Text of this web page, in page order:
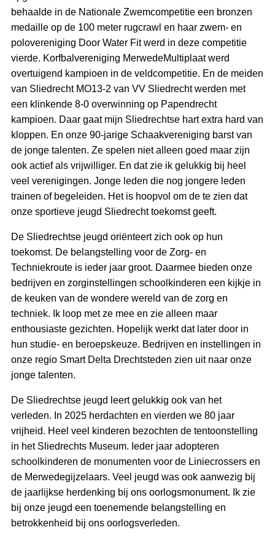
behaalde in de Nationale Zwemcompetitie een bronzen
medaille op de 100 meter rugcrawl en haar zwem- en
polovereniging Door Water Fit werd in deze competitie
vierde. Korfbalvereniging MerwedeMultiplaat werd
overtuigend kampioen in de veldcompetitie. En de meiden
van Sliedrecht MO13-2 van VV Sliedrecht werden met
een klinkende 8-0 overwinning op Papendrecht
kampioen. Daar gaat mijn Sliedrechtse hart extra hard van
kloppen. En onze 90-jarige Schaakvereniging barst van
de jonge talenten. Ze spelen niet alleen goed maar zijn
ook actief als vrijwilliger. En dat zie ik gelukkig bij heel
veel verenigingen. Jonge leden die nog jongere leden
trainen of begeleiden. Het is hoopvol om de te zien dat
onze sportieve jeugd Sliedrecht toekomst geeft.
De Sliedrechtse jeugd oriënteert zich ook op hun
toekomst. De belangstelling voor de Zorg- en
Techniekroute is ieder jaar groot. Daarmee bieden onze
bedrijven en zorginstellingen schoolkinderen een kijkje in
de keuken van de wondere wereld van de zorg en
techniek. Ik loop met ze mee en zie alleen maar
enthousiaste gezichten. Hopelijk werkt dat later door in
hun studie- en beroepskeuze. Bedrijven en instellingen in
onze regio Smart Delta Drechtsteden zien uit naar onze
jonge talenten.
De Sliedrechtse jeugd leert gelukkig ook van het
verleden. In 2025 herdachten en vierden we 80 jaar
vrijheid. Heel veel kinderen bezochten de tentoonstelling
in het Sliedrechts Museum. Ieder jaar adopteren
schoolkinderen de monumenten voor de Liniecrossers en
de Merwedegijzelaars. Veel jeugd was ook aanwezig bij
de jaarlijkse herdenking bij ons oorlogsmonument. Ik zie
bij onze jeugd een toenemende belangstelling en
betrokkenheid bij ons oorlogsverleden.